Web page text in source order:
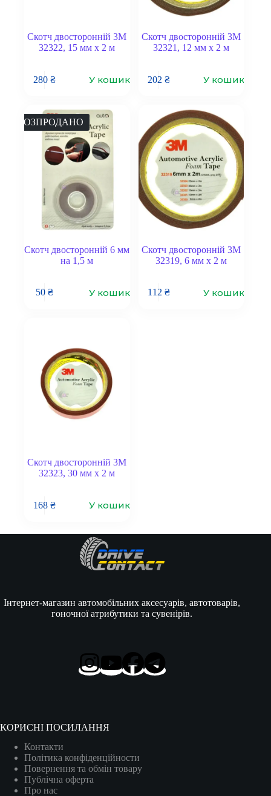
Скотч двосторонній 3M
32322, 15 мм x 2 м
280₴ У кошик
Скотч двосторонній 3M
32321, 12 мм x 2 м
202 ₴ У кошик
РОЗПРОДАНО
Скотч двосторонній 6 мм
на 1,5 м
50₴ У кошик
Скотч двосторонній 3M
32319, 6 мм x 2 м
112 ₴ У кошик
Скотч двосторонній 3M
32323, 30 мм x 2 м
168₴ У кошик
Інтернет-магазин автомобільних аксесуарів, автотоварів,
гоночної атрибутики та сувенірів.
КОРИСНІ ПОСИЛАННЯ
Контакти
Політика конфіденційности
Повернення та обмін товару
Публічна оферта
Про нас